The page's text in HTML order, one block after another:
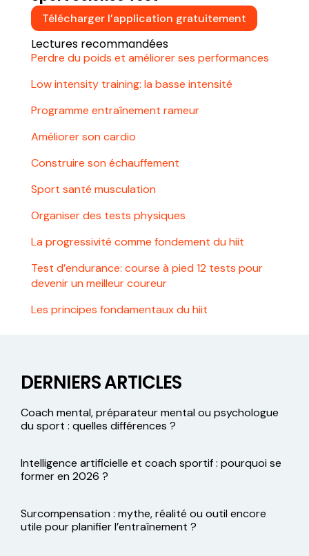
Télécharger l’application gratuitement
Lectures recommandées
Perdre du poids et améliorer ses performances
Low intensity training: la basse intensité
Programme entraînement rameur
Améliorer son cardio
Construire son échauffement
Sport santé musculation
Organiser des tests physiques
La progressivité comme fondement du hiit
Test d’endurance: course à pied 12 tests pour
devenir un meilleur coureur
Les principes fondamentaux du hiit
DERNIERS ARTICLES
Coach mental, préparateur mental ou psychologue
du sport : quelles différences ?
Intelligence artificielle et coach sportif : pourquoi se
former en 2026 ?
Surcompensation : mythe, réalité ou outil encore
utile pour planifier l’entraînement ?